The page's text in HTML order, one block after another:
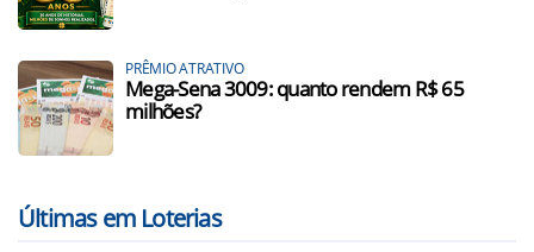
PRÊMIO ATRATIVO
Mega-Sena 3009: quanto rendem R$ 65
milhões?
Últimas em Loterias